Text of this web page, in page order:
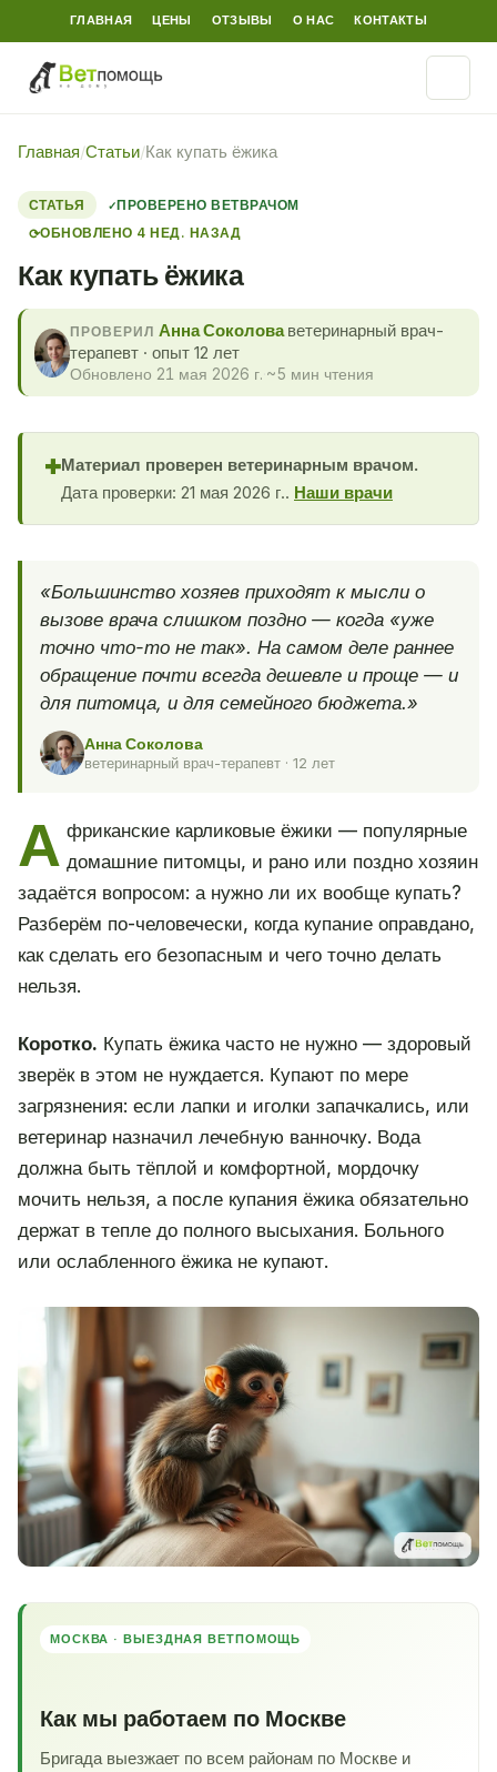
ГЛАВНАЯ ЦЕНЫ ОТЗЫВЫ О НАС КОНТАКТЫ
Главная/Статьи/Как купать ёжика
СТАТЬЯ
ПРОВЕРЕНО ВЕТВРАЧОМ
⟳ОБНОВЛЕНО 4 НЕД. НАЗАД
Как купать ёжика
ПРОВЕРИЛ Анна Соколоваветеринарный врач-
терапевт · опыт 12 лет
Обновлено 21 мая 2026 г. ~5 мин чтения
✚Материал проверен ветеринарным врачом.
Дата проверки: 21 мая 2026 г.. Наши врачи
«Большинство хозяев приходят к мысли о
вызове врача слишком поздно — когда «уже
точно что-то не так». На самом деле раннее
обращение почти всегда дешевле и проще — и
для питомца, и для семейного бюджета.»
Анна Соколова
ветеринарный врач-терапевт · 12 лет
А фриканские карликовые ёжики — популярные
домашние питомцы, и рано или поздно хозяин
задаётся вопросом: а нужно ли их вообще купать?
Разберём по-человечески, когда купание оправдано,
как сделать его безопасным и чего точно делать
нельзя.
Коротко. Купать ёжика часто не нужно — здоровый
зверёк в этом не нуждается. Купают по мере
загрязнения: если лапки и иголки запачкались, или
ветеринар назначил лечебную ванночку. Вода
должна быть тёплой и комфортной, мордочку
мочить нельзя, а после купания ёжика обязательно
держат в тепле до полного высыхания. Больного
или ослабленного ёжика не купают.
МОСКВА · ВЫЕЗДНАЯ ВЕТПОМОЩЬ
Как мы работаем по Москве
Бригада выезжает по всем районам по Москве и